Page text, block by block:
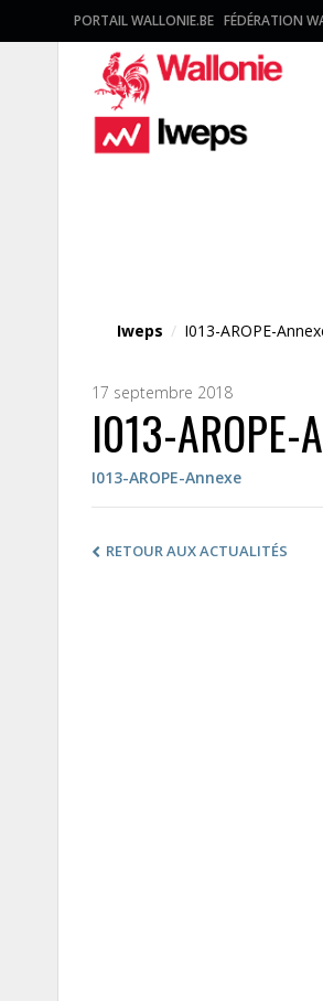
PORTAIL WALLONIE.BE FÉDÉRATION
Iweps / I013-AROPE-
17 septembre 2018
I013-AROPE-
I013-AROPE-Annexe
RETOUR AUX ACTUALITÉS